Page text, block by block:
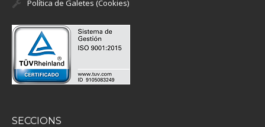
Política de Galetes (Cookies)
SECCIONS